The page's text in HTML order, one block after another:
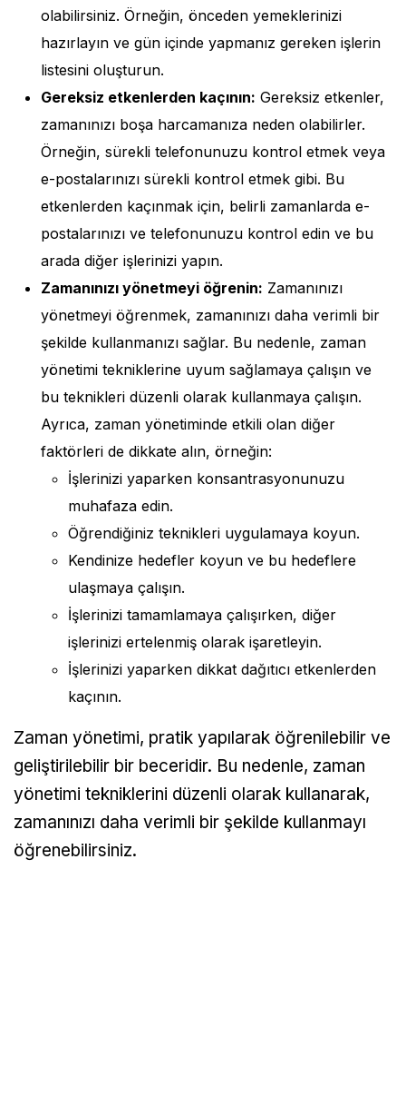
olabilirsiniz. Örneğin, önceden yemeklerinizi
hazırlayın ve gün içinde yapmanız gereken işlerin
listesini oluşturun.
Gereksiz etkenlerden kaçının: Gereksiz etkenler,
zamanınızı boşa harcamanıza neden olabilirler.
Örneğin, sürekli telefonunuzu kontrol etmek veya
e-postalarınızı sürekli kontrol etmek gibi. Bu
etkenlerden kaçınmak için, belirli zamanlarda e-
postalarınızı ve telefonunuzu kontrol edin ve bu
arada diğer işlerinizi yapın.
Zamanınızı yönetmeyi öğrenin: Zamanınızı
yönetmeyi öğrenmek, zamanınızı daha verimli bir
şekilde kullanmanızı sağlar. Bu nedenle, zaman
yönetimi tekniklerine uyum sağlamaya çalışın ve
bu teknikleri düzenli olarak kullanmaya çalışın.
Ayrıca, zaman yönetiminde etkili olan diğer
faktörleri de dikkate alın, örneğin:
İşlerinizi yaparken konsantrasyonunuzu
muhafaza edin.
Öğrendiğiniz teknikleri uygulamaya koyun.
Kendinize hedefler koyun ve bu hedeflere
ulaşmaya çalışın.
İşlerinizi tamamlamaya çalışırken, diğer
işlerinizi ertelenmiş olarak işaretleyin.
İşlerinizi yaparken dikkat dağıtıcı etkenlerden
kaçının.
Zaman yönetimi, pratik yapılarak öğrenilebilir ve
geliştirilebilir bir beceridir. Bu nedenle, zaman
yönetimi tekniklerini düzenli olarak kullanarak,
zamanınızı daha verimli bir şekilde kullanmayı
öğrenebilirsiniz.